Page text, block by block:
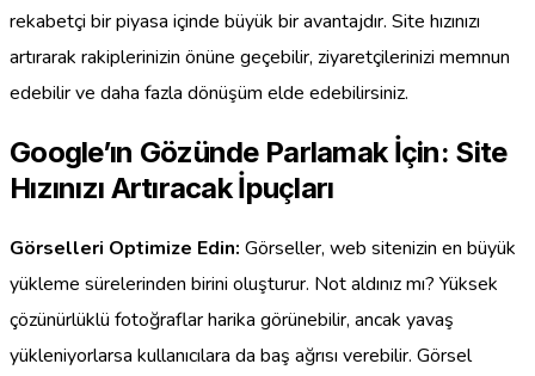
rekabetçi bir piyasa içinde büyük bir avantajdır. Site hızınızı
artırarak rakiplerinizin önüne geçebilir, ziyaretçilerinizi memnun
edebilir ve daha fazla dönüşüm elde edebilirsiniz.
Google’ın Gözünde Parlamak İçin: Site
Hızınızı Artıracak İpuçları
Görselleri Optimize Edin: Görseller, web sitenizin en büyük
yükleme sürelerinden birini oluşturur. Not aldınız mı? Yüksek
çözünürlüklü fotoğraflar harika görünebilir, ancak yavaş
yükleniyorlarsa kullanıcılara da baş ağrısı verebilir. Görsel